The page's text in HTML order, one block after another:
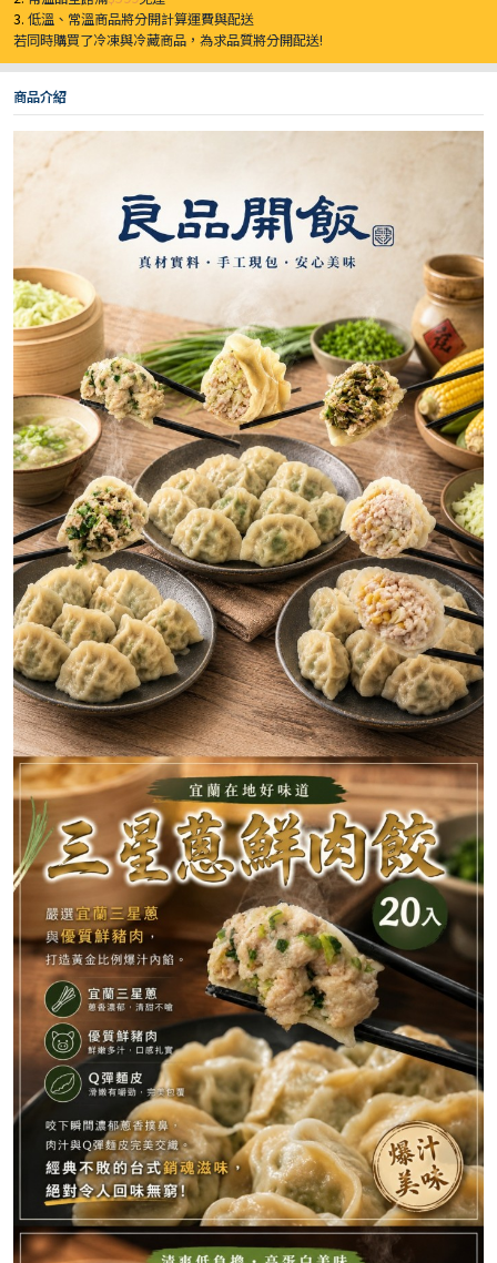
3.低溫、常溫商品將分開計算運費與配送
若同時購買了冷凍與冷藏商品，為求品質將分開配送!
商品介紹